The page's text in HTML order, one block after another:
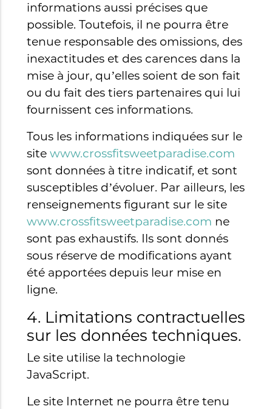
informations aussi précises que
possible. Toutefois, il ne pourra être
tenue responsable des omissions, des
inexactitudes et des carences dans la
mise à jour, qu’elles soient de son fait
ou du fait des tiers partenaires qui lui
fournissent ces informations.
Tous les informations indiquées sur le
site www.crossfitsweetparadise.com
sont données à titre indicatif, et sont
susceptibles d’évoluer. Par ailleurs, les
renseignements figurant sur le site
www.crossfitsweetparadise.com ne
sont pas exhaustifs. Ils sont donnés
sous réserve de modifications ayant
été apportées depuis leur mise en
ligne.
4. Limitations contractuelles
sur les données techniques.
Le site utilise la technologie
JavaScript.
Le site Internet ne pourra être tenu